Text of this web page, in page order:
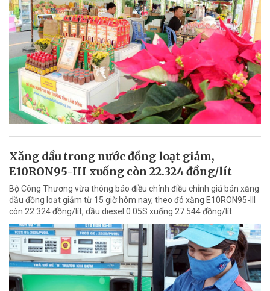
Xăng dầu trong nước đồng loạt giảm,
E10RON95-III xuống còn 22.324 đồng/lít
Bộ Công Thương vừa thông báo điều chỉnh điều chỉnh giá bán xăng
dầu đồng loạt giảm từ 15 giờ hôm nay, theo đó xăng E10RON95-III
còn 22.324 đồng/lít, dầu diesel 0.05S xuống 27.544 đồng/lít.